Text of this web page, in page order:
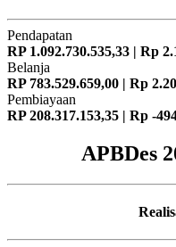
Pendapatan
RP 1.092.730.535,33 | Rp
Belanja
RP 783.529.659,00 | Rp
Pembiayaan
RP 208.317.153,35 | Rp -
APBDes